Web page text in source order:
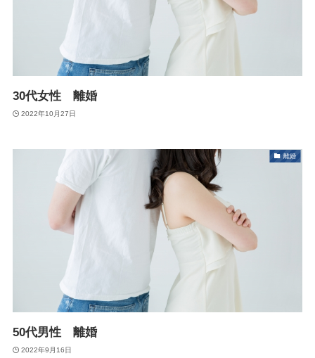
30代女性 離婚
2022年10月27日
離婚
50代男性 離婚
2022年9月16日